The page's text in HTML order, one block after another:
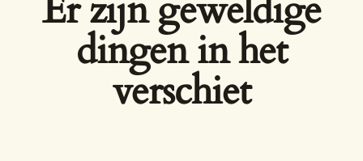
Er zijn geweldige
dingen in het
verschiet